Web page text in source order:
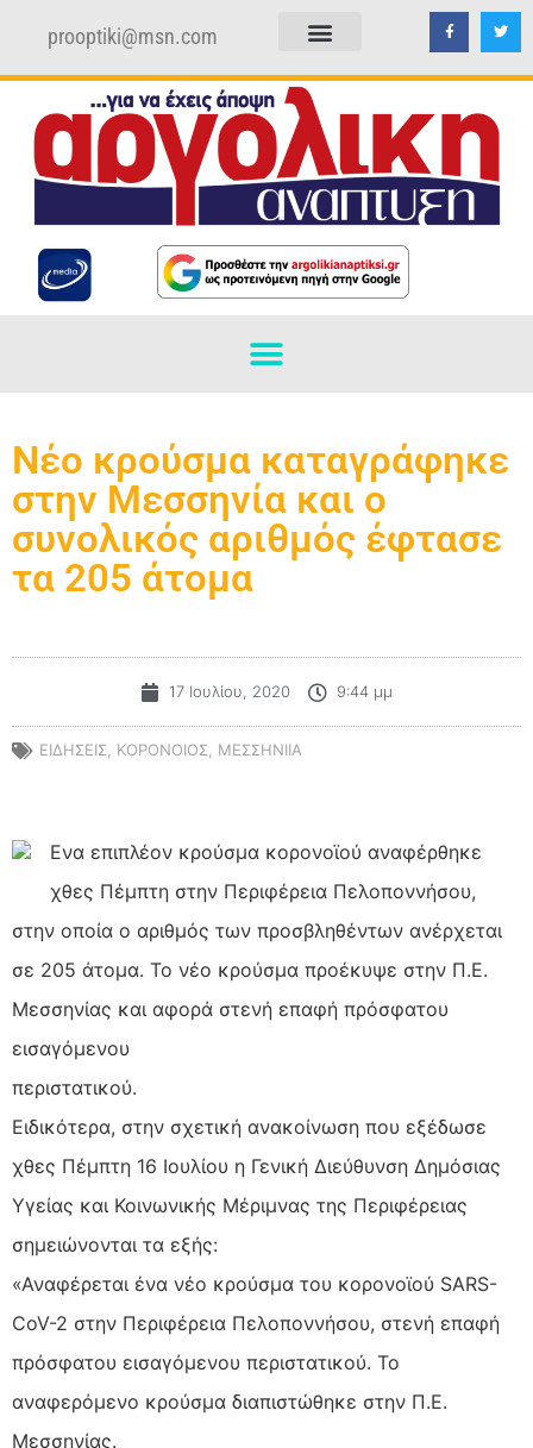
prooptiki@msn.com
Νέο κρούσμα καταγράφηκε
στην Μεσσηνία και ο
συνολικός αριθμός έφτασε
τα 205 άτομα
17 Ιουλίου, 2020 9:44 μμ
ΕΙΔΗΣΕΙΣ, ΚΟΡΟΝΟΙΟΣ, ΜΕΣΣΗΝΙΙΑ
Ενα επιπλέον κρούσμα κορονοϊού αναφέρθηκε
χθες Πέμπτη στην Περιφέρεια Πελοποννήσου,
στην οποία ο αριθμός των προσβληθέντων ανέρχεται
σε 205 άτομα. Το νέο κρούσμα προέκυψε στην Π.Ε.
Μεσσηνίας και αφορά στενή επαφή πρόσφατου
εισαγόμενου
περιστατικού.
Ειδικότερα, στην σχετική ανακοίνωση που εξέδωσε
χθες Πέμπτη 16 Ιουλίου η Γενική Διεύθυνση Δημόσιας
Υγείας και Κοινωνικής Μέριμνας της Περιφέρειας
σημειώνονται τα εξής:
«Αναφέρεται ένα νέο κρούσμα του κορονοϊού SARS-
CoV-2 στην Περιφέρεια Πελοποννήσου, στενή επαφή
πρόσφατου εισαγόμενου περιστατικού. Το
αναφερόμενο κρούσμα διαπιστώθηκε στην Π.Ε.
Μεσσηνίας.